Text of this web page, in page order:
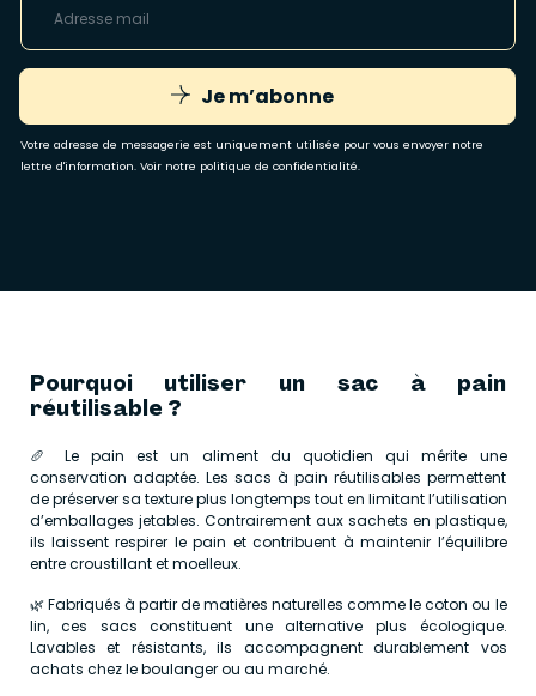
Je m’abonne
Votre adresse de messagerie est uniquement utilisée pour vous envoyer notre
lettre d'information. Voir notre politique de confidentialité.
Pourquoi utiliser un sac à pain
réutilisable ?
🥖 Le pain est un aliment du quotidien qui mérite une
conservation adaptée. Les sacs à pain réutilisables permettent
de préserver sa texture plus longtemps tout en limitant l’utilisation
d’emballages jetables. Contrairement aux sachets en plastique,
ils laissent respirer le pain et contribuent à maintenir l’équilibre
entre croustillant et moelleux.
🌿 Fabriqués à partir de matières naturelles comme le coton ou le
lin, ces sacs constituent une alternative plus écologique.
Lavables et résistants, ils accompagnent durablement vos
achats chez le boulanger ou au marché.